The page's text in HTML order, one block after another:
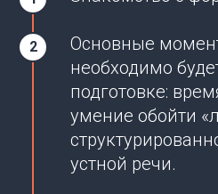
Основные
необходимо
подготовке:
умение обойти
устной речи.